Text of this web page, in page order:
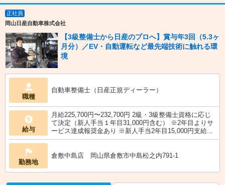
正社員
岡山日産自動車株式会社
【3級整備士から日産のプロへ】賞与年3回（5.3ヶ
月分）／EV・自動運転など最先端技術に触れる環
境
職種
自動車整備士（日産正規ディーラー）
給与
月給225,700円〜232,700円 2級・3級整備士資格に応じ
て決定（新人手当１年目31,000円含む） ※2年目よりサ
ービス達成報奨金あり ※新人手当2年目15,000円支給...
勤務地
倉敷中島店 岡山県倉敷市中島松之内791-1